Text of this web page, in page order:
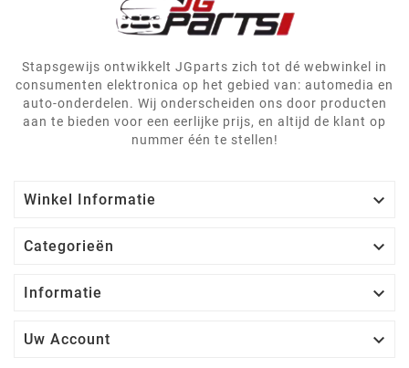
Stapsgewijs ontwikkelt JGparts zich tot dé webwinkel in
consumenten elektronica op het gebied van: automedia en
auto-onderdelen. Wij onderscheiden ons door producten
aan te bieden voor een eerlijke prijs, en altijd de klant op
nummer één te stellen!
Winkel Informatie 
Categorieën 
Informatie 
Uw Account 